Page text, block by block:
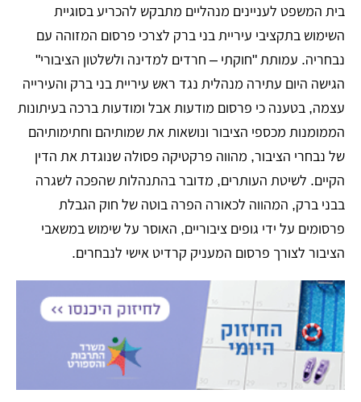
בית המשפט לעניינים מנהליים מתבקש להכריע בסוגיית
השימוש בתקציבי עיריית בני ברק לצרכי פרסום המזוהה עם
נבחריה. עמותת "חוקתי – חרדים למדינה ולשלטון הציבורי"
הגישה היום עתירה מנהלית נגד ראש עיריית בני ברק והעירייה
עצמה, בטענה כי פרסום מודעות אבל ומודעות ברכה בעיתונות
הממומנות מכספי הציבור ונושאות את שמותיהם וחתימותיהם
של נבחרי הציבור, מהווה פרקטיקה פסולה שנוגדת את הדין
הקיים. לשיטת העותרים, מדובר בהתנהלות שהפכה לשגרה
בבני ברק, המהווה לכאורה הפרה בוטה של חוק הגבלת
פרסומים על ידי גופים ציבוריים, האוסר על שימוש במשאבי
הציבור לצורך פרסום המעניק קרדיט אישי לנבחרים.